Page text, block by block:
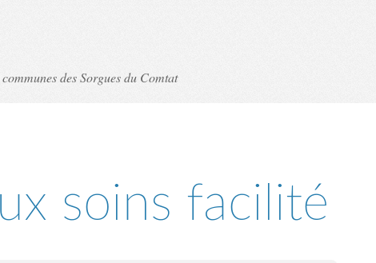
des Sorgues du Comtat
soins facilité